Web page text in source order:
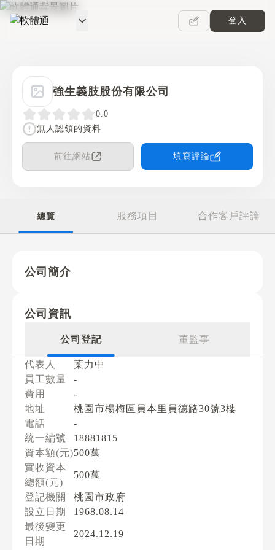
軟體通
登入
強生義肢股份有限公司
0.0
無人認領的資料
前往網站 填寫評論
總覽 服務項目 合作客戶評論
公司簡介
公司資訊
公司登記 董監事
代表人
葉力中
員工數量
-
費用
-
地址
桃園市楊梅區員本里員德路30號3樓
電話
-
統一編號
18881815
資本額(元)500萬
實收資本
總額(元)
500萬
登記機關
桃園市政府
設立日期
1968.08.14
最後變更
日期
2024.12.19